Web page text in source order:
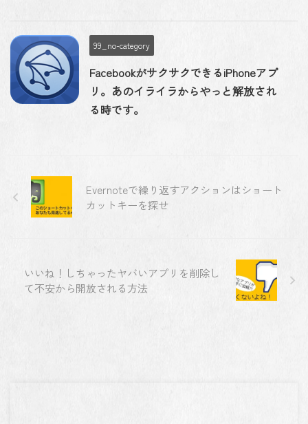
99_no-category
FacebookがサクサクできるiPhoneアプ
リ。あのイライラからやっと解放され
る時です。
Evernoteで繰り返すアクションはショート
カットキーを探せ
いいね！しちゃったヤバいアプリを削除し
て不安から開放される方法